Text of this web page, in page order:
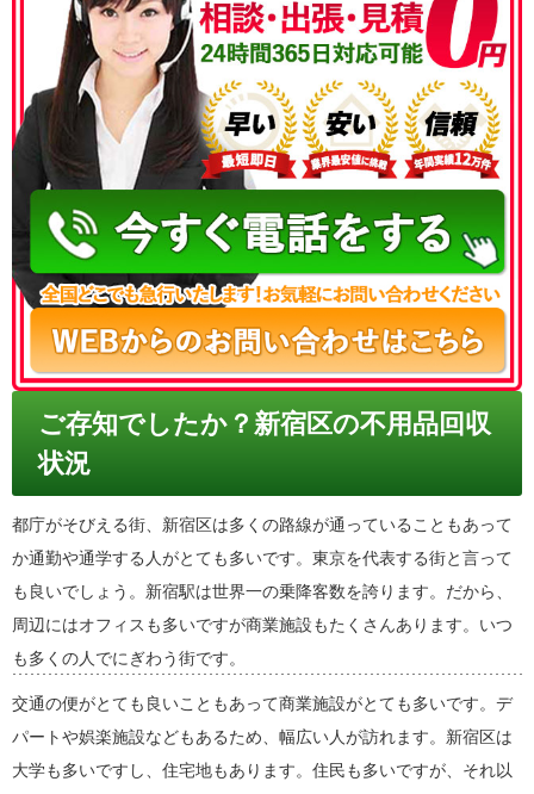
050-3186-4780
ご存知でしたか？新宿区の不用品回収
状況
都庁がそびえる街、新宿区は多くの路線が通っていることもあって
か通勤や通学する人がとても多いです。東京を代表する街と言って
も良いでしょう。新宿駅は世界一の乗降客数を誇ります。だから、
周辺にはオフィスも多いですが商業施設もたくさんあります。いつ
も多くの人でにぎわう街です。
交通の便がとても良いこともあって商業施設がとても多いです。デ
パートや娯楽施設などもあるため、幅広い人が訪れます。新宿区は
大学も多いですし、住宅地もあります。住民も多いですが、それ以